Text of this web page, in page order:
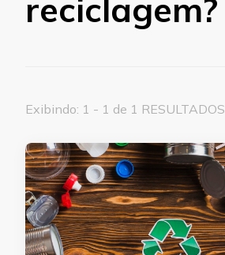
reciclagem?
Exibindo: 1 - 1 de 1 RESULTADOS